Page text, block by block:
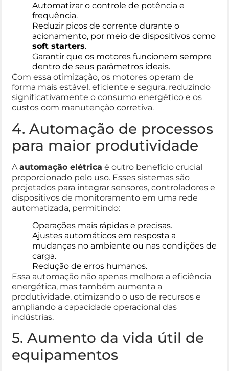
Automatizar o controle de potência e
frequência.
Reduzir picos de corrente durante o
acionamento, por meio de dispositivos como
soft starters.
Garantir que os motores funcionem sempre
dentro de seus parâmetros ideais.
Com essa otimização, os motores operam de
forma mais estável, eficiente e segura, reduzindo
significativamente o consumo energético e os
custos com manutenção corretiva.
4. Automação de processos
para maior produtividade
A automação elétrica é outro benefício crucial
proporcionado pelo uso. Esses sistemas são
projetados para integrar sensores, controladores e
dispositivos de monitoramento em uma rede
automatizada, permitindo:
Operações mais rápidas e precisas.
Ajustes automáticos em resposta a
mudanças no ambiente ou nas condições de
carga.
Redução de erros humanos.
Essa automação não apenas melhora a eficiência
energética, mas também aumenta a
produtividade, otimizando o uso de recursos e
ampliando a capacidade operacional das
indústrias.
5. Aumento da vida útil de
equipamentos